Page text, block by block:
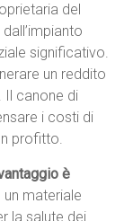
del
significativo.
un reddito
Il canone di
i costi di
profitto.
è
materiale
la salute dei